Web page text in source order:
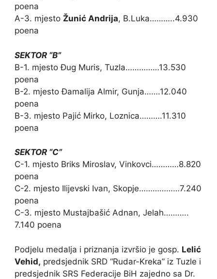
poena
A-3. mjesto Žunić Andrija, B.Luka………..4.930
poena
SEKTOR “B”
B-1. mjesto Đug Muris, Tuzla……………13.530
poena
B-2. mjesto Đamalija Almir, Gunja…….12.040
poena
B-3. mjesto Pajić Mirko, Loznica……….11.310
poena
SEKTOR “C”
C-1. mjesto Briks Miroslav, Vinkovci…………8.820
poena
C-2. mjesto Ilijevski Ivan, Skopje………………7.240
poena
C-3. mjesto Mustajbašić Adnan, Jelah………..
7.140 poena
Podjelu medalja i priznanja izvršio je gosp. Lelić
Vehid, predsjednik SRD “Rudar-Kreka” iz Tuzle i
predsjednik SRS Federacije BiH zajedno sa Dr.